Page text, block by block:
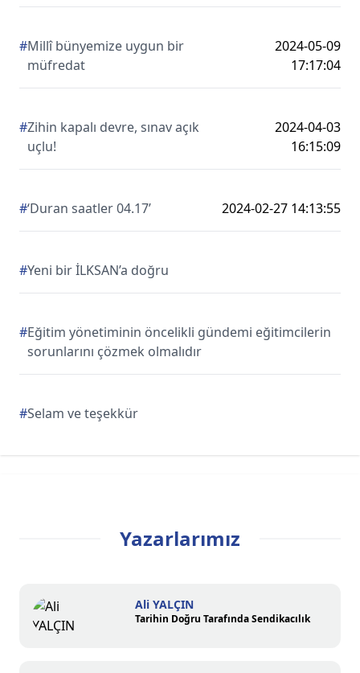
#Millî bünyemize uygun bir
müfredat
2024-05-09
17:17:04
#Zihin kapalı devre, sınav açık
uçlu!
2024-04-03
16:15:09
#‘Duran saatler 04.17’ 2024-02-27 14:13:55
#Yeni bir İLKSAN’a doğru
#Eğitim yönetiminin öncelikli gündemi eğitimcilerin
sorunlarını çözmek olmalıdır
#Selam ve teşekkür
Yazarlarımız
Ali YALÇIN
Tarihin Doğru Tarafında Sendikacılık